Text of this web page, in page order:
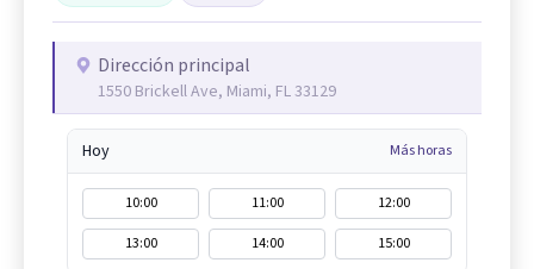
Dirección principal
1550 Brickell Ave, Miami, FL 33129
Hoy Más horas
10:00 11:00
12:00
13:00
14:00 15:00